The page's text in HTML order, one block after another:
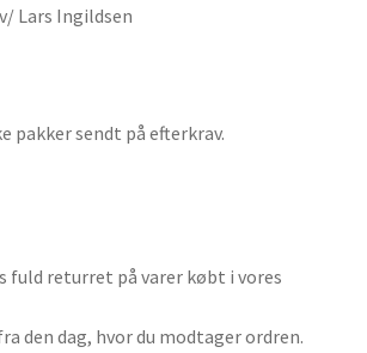
Lars Ingildsen
pakker sendt på efterkrav.
fuld returret på varer købt i vores
den dag, hvor du modtager ordren.